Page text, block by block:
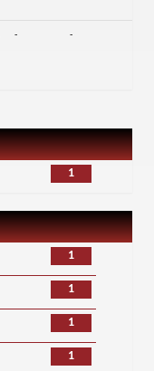
- -
1
1
1
1
1